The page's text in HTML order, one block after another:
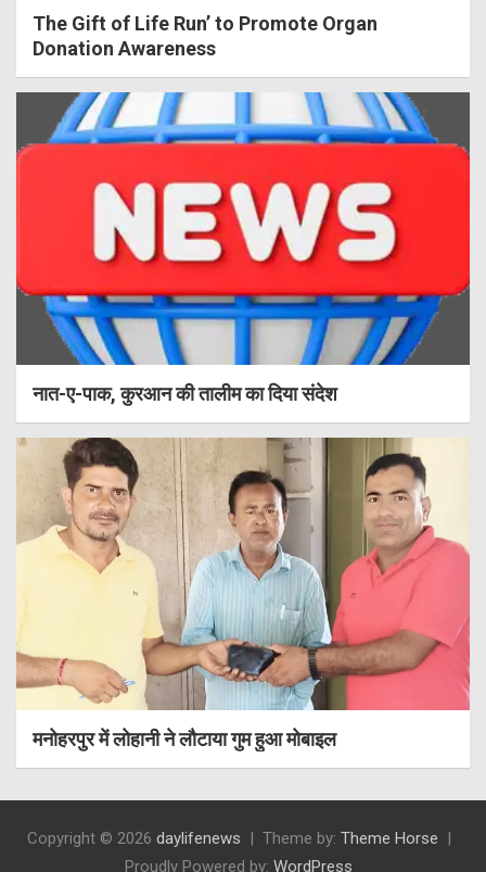
The Gift of Life Run’ to Promote Organ
Donation Awareness
नात-ए-पाक, कुरआन की तालीम का दिया संदेश
मनोहरपुर में लोहानी ने लौटाया गुम हुआ मोबाइल
Copyright © 2026 daylifenews Theme by: Theme Horse
Proudly Powered by: WordPress